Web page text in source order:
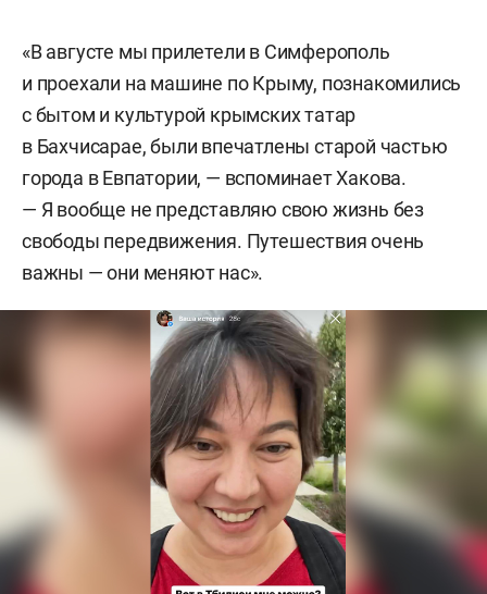
«В августе мы прилетели в Симферополь
и проехали на машине по Крыму, познакомились
с бытом и культурой крымских татар
в Бахчисарае, были впечатлены старой частью
города в Евпатории, — вспоминает Хакова.
— Я вообще не представляю свою жизнь без
свободы передвижения. Путешествия очень
важны — они меняют нас».